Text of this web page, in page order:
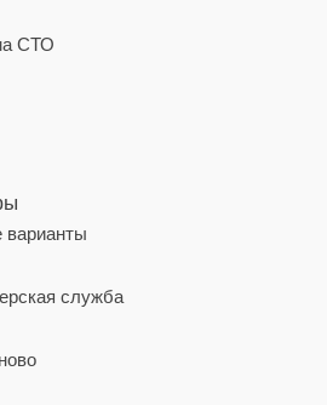
СТО
варианты
служба